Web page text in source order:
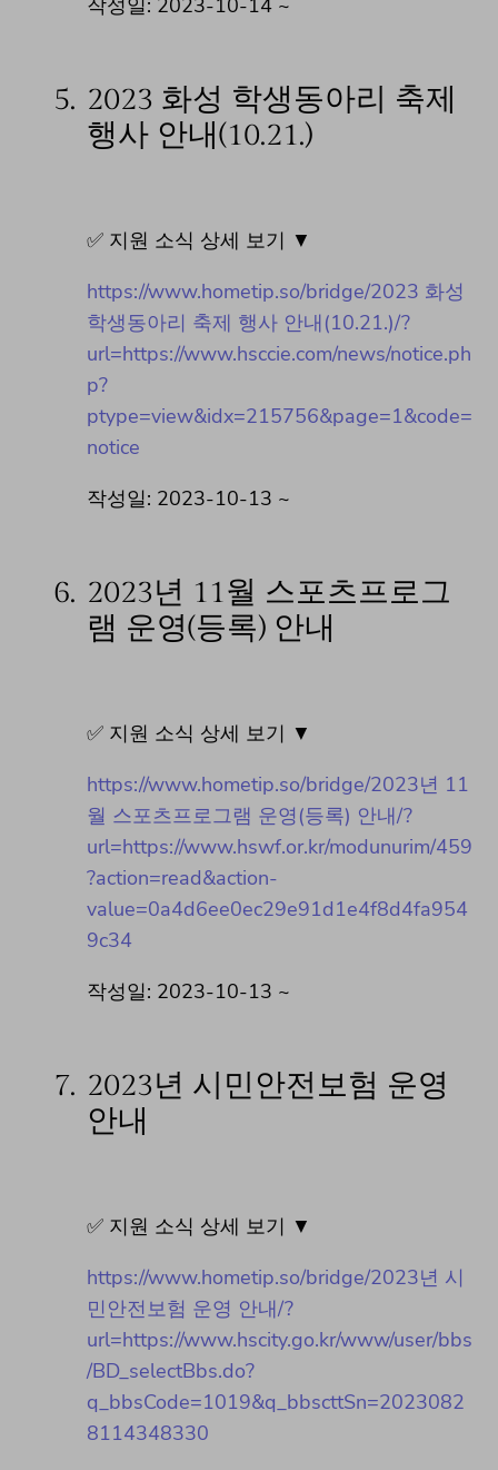
5. 2023 화성 학생동아리 축제
행사 안내(10.21.)
✅ 지원 소식 상세 보기 ▼
https://www.hometip.so/bridge/2023 화성
학생동아리 축제 행사 안내(10.21.)/?
url=https://www.hsccie.com/news/notice.ph
p?
ptype=view&idx=215756&page=1&code=
notice
작성일: 2023-10-13 ~
6. 2023년 11월 스포츠프로그
램 운영(등록) 안내
✅ 지원 소식 상세 보기 ▼
https://www.hometip.so/bridge/2023년 11
월 스포츠프로그램 운영(등록) 안내/?
url=https://www.hswf.or.kr/modunurim/459
?action=read&action-
value=0a4d6ee0ec29e91d1e4f8d4fa954
9c34
작성일: 2023-10-13 ~
7. 2023년 시민안전보험 운영
안내
✅ 지원 소식 상세 보기 ▼
https://www.hometip.so/bridge/2023년 시
민안전보험 운영 안내/?
url=https://www.hscity.go.kr/www/user/bbs
/BD_selectBbs.do?
q_bbsCode=1019&q_bbscttSn=2023082
8114348330